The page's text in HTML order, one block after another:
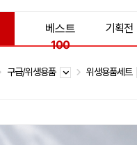
베스트
100
기획전
구급/위생용품 위생용품세트